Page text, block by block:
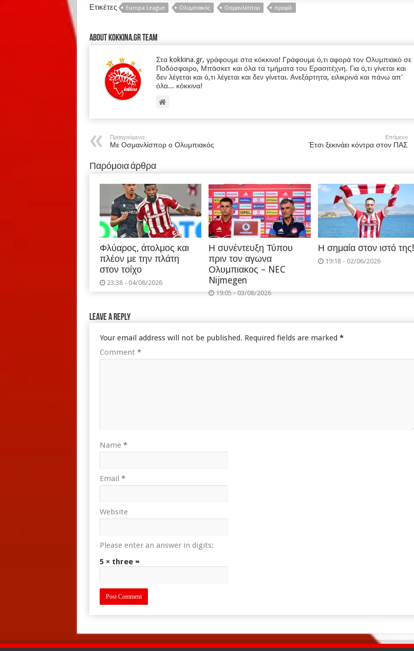
Ετικέτες Europa League Ολυμπιακός Οσμανλίσπορ προφίλ
About kokkina.gr TEAM
Στα kokkina.gr, γράφουμε στα κόκκινα! Γράφουμε ό,τι αφορά τον Ολυμπιακό σε
Ποδόσφαιρο, Μπάσκετ και όλα τα τμήματα του Ερασιτέχνη. Για ό,τι γίνεται και
δεν λέγεται και ό,τι λέγεται και δεν γίνεται. Ανεξάρτητα, ειλικρινά και πάνω απ'
όλα... κόκκινα!
Προηγούμενο
Με Οσμανλίσπορ ο Ολυμπιακός
Επόμενο
Έτσι ξεκινάει κόντρα στον ΠΑΣ
Παρόμοια άρθρα
Φλύαρος, άτολμος και
πλέον με την πλάτη
στον τοίχο
23:38 - 04/08/2026
Η συνέντευξη Τύπου
πριν τον αγωνα
Ολυμπιακος – NEC
Nijmegen
19:05 - 03/08/2026
Η σημαία στον ιστό της!
19:18 - 02/06/2026
Leave a Reply
Your email address will not be published. Required fields are marked *
Comment *
Name *
Email *
Website
Please enter an answer in digits:
5 × three =